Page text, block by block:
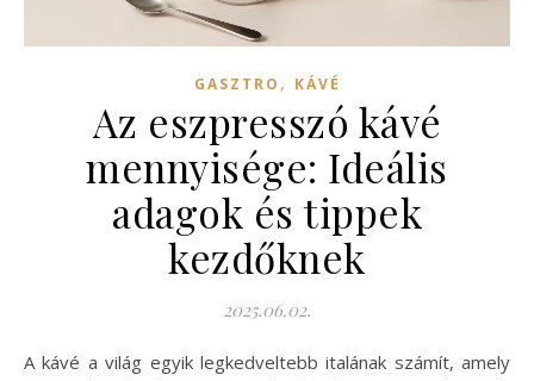
GASZTRO , KÁVÉ
Az eszpresszó kávé
mennyisége: Ideális
adagok és tippek
kezdőknek
2025.06.02.
A kávé a világ egyik legkedveltebb italának számít, amely